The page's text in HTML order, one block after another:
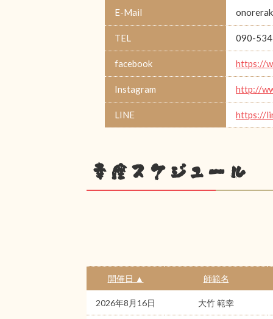
E-Mail
TEL 090-
facebook https://
Instagram http://
LINE https://
幸座スケジュール
開催日 ▲ 師範名
2026年8月16日 大竹 範幸